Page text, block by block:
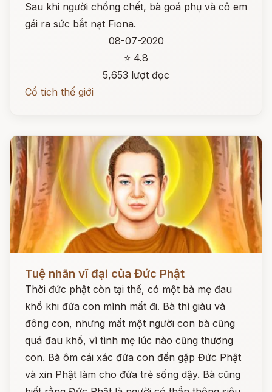
Sau khi người chồng chết, bà goá phụ và cô em
gái ra sức bắt nạt Fiona.
08-07-2020
⭐ 4.8
5,653 lượt đọc
Cổ tích thế giới
Tuệ nhãn vĩ đại của Đức Phật
Thời đức phật còn tại thế, có một bà mẹ đau
khổ khi đứa con mình mất đi. Bà thì giàu và
đông con, nhưng mất một người con bà cũng
quá đau khổ, vì tình mẹ lúc nào cũng thương
con. Bà ôm cái xác đứa con đến gặp Đức Phật
và xin Phật làm cho đứa trẻ sống dậy. Bà cũng